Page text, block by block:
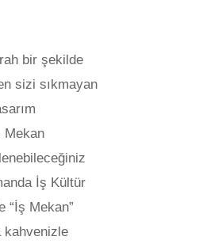
bir şekilde
sizi sıkmayan
Mekan
İş Kültür
“İş Mekan”
kahvenizle